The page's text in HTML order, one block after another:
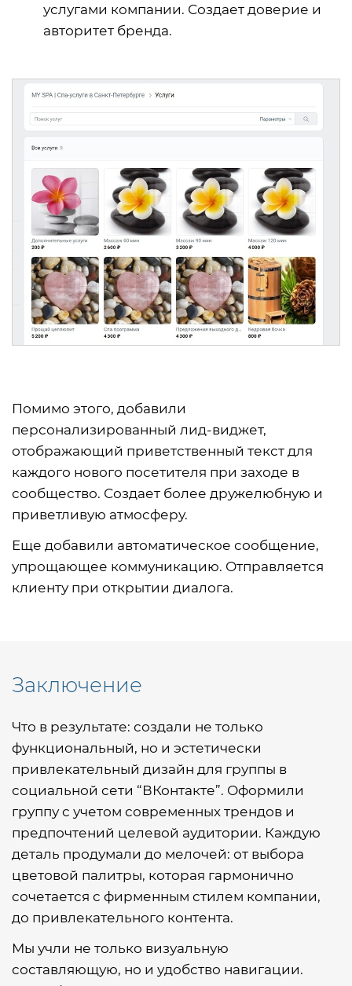
услугами компании. Создает доверие и
авторитет бренда.
Помимо этого, добавили
персонализированный лид-виджет,
отображающий приветственный текст для
каждого нового посетителя при заходе в
сообщество. Создает более дружелюбную и
приветливую атмосферу.
Еще добавили автоматическое сообщение,
упрощающее коммуникацию. Отправляется
клиенту при открытии диалога.
Заключение
Что в результате: создали не только
функциональный, но и эстетически
привлекательный дизайн для группы в
социальной сети “ВКонтакте”. Оформили
группу с учетом современных трендов и
предпочтений целевой аудитории. Каждую
деталь продумали до мелочей: от выбора
цветовой палитры, которая гармонично
сочетается с фирменным стилем компании,
до привлекательного контента.
Мы учли не только визуальную
составляющую, но и удобство навигации.